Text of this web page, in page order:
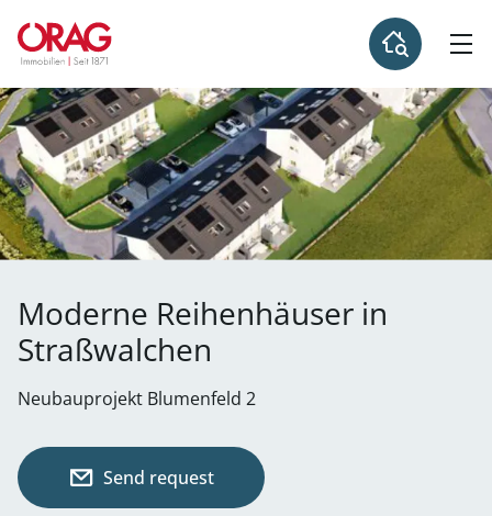
Moderne Reihenhäuser in
Straßwalchen
Neubauprojekt Blumenfeld 2
Send request